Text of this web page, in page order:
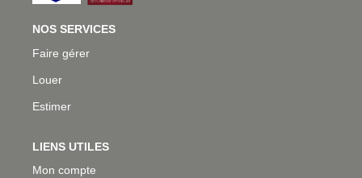
NOS SERVICES
Faire gérer
Louer
Estimer
LIENS UTILES
Mon compte